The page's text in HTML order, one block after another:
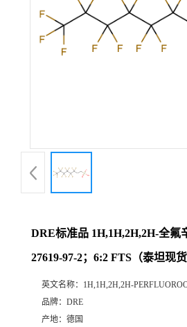
DRE标准品 1H,1H,2H,2H-全氟
27619-97-2；6:2 FTS（泰坦现货
英文名称： 1H,1H,2H,2H-
品牌： DRE
产地： 德国